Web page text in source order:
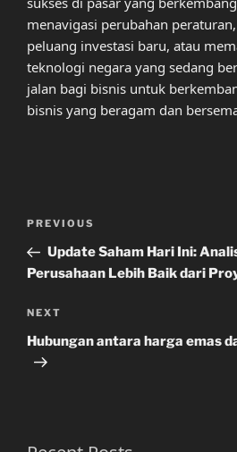
menavigasi perubahan
peluang investasi baru, atau
teknologi negara yang sedang
jalan bagi bisnis untuk
bisnis yang beragam dan
Previous
Post
PREVIOUS
Update Saham Hari Ini:
Perusahaan Lebih Baik dari
Next
Post
NEXT
Hubungan antara harga emas